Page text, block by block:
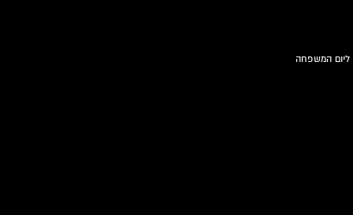
ליום המשפחה